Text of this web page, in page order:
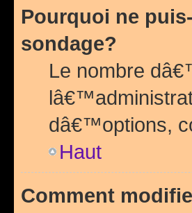
Pourquoi ne
sondage?
Le nombre
dâ€™options,
Haut
Comment